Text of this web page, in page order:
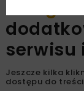
serwisu
Jeszcze kilka
dostępu do